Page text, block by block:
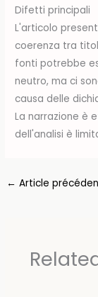
Difetti principali
L'articolo
coerenza tra
fonti potrebbe
neutro, ma ci
causa delle
La narrazione è
dell'analisi è
← Article